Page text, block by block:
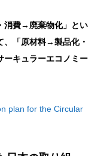
消費→廃棄物化」とい
、「原材料→製品化・
キュラーエコノミー
plan for the Circular